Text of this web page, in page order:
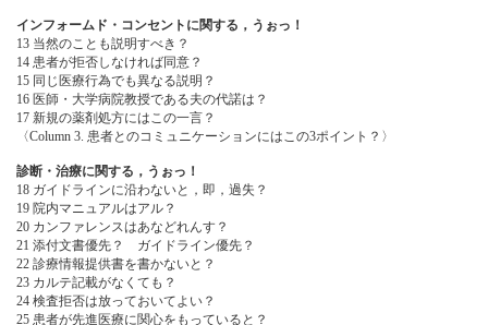
インフォームド・コンセントに関する，うぉっ！
13 当然のことも説明すべき？
14 患者が拒否しなければ同意？
15 同じ医療行為でも異なる説明？
16 医師・大学病院教授である夫の代諾は？
17 新規の薬剤処方にはこの一言？
〈Column 3. 患者とのコミュニケーションにはこの3ポイント？〉
診断・治療に関する，うぉっ！
18 ガイドラインに沿わないと，即，過失？
19 院内マニュアルはアル？
20 カンファレンスはあなどれんす？
21 添付文書優先？ ガイドライン優先？
22 診療情報提供書を書かないと？
23 カルテ記載がなくても？
24 検査拒否は放っておいてよい？
25 患者が先進医療に関心をもっていると？